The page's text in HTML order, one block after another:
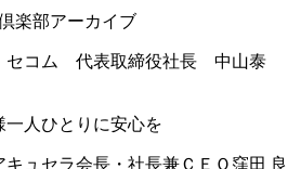
楽部アーカイブ
セコム 代表取締役社長 中山泰
人ひとりに安心を